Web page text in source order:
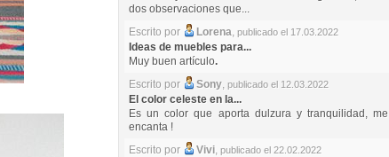
dos observaciones que...
Escrito por
Lorena, publicado el 17.03.2022
Ideas de muebles para...
Muy buen artículo.
Escrito por
Sony, publicado el 12.03.2022
El color celeste en la...
Es un color que aporta dulzura y tranquilidad, me
encanta !
Escrito por
Vivi, publicado el 22.02.2022